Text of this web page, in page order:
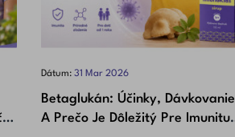
Dátum: 31 Mar 2026
Betaglukán: Účinky, Dávkovanie
A Prečo Je Dôležitý Pre Imunitu